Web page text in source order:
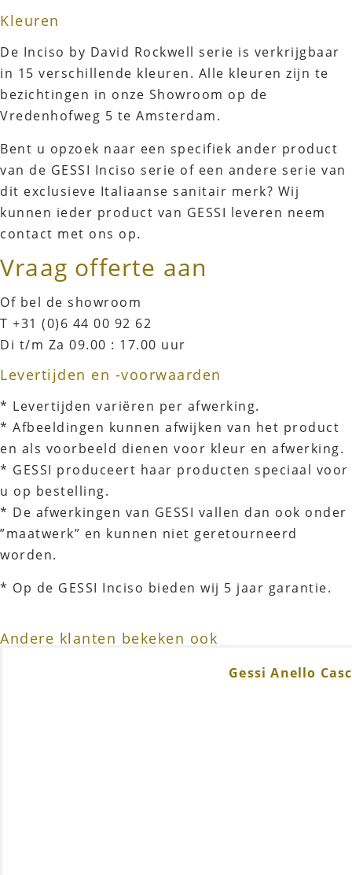
Kleuren
De Inciso by David Rockwell serie is verkrijgbaar
in 15 verschillende kleuren. Alle kleuren zijn te
bezichtingen in onze Showroom op de
Vredenhofweg 5 te Amsterdam.
Bent u opzoek naar een specifiek ander product
van de GESSI Inciso serie of een andere serie van
dit exclusieve Italiaanse sanitair merk? Wij
kunnen ieder product van GESSI leveren neem
contact met ons op.
Vraag offerte aan
Of bel de showroom
T +31 (0)6 44 00 92 62
Di t/m Za 09.00 : 17.00 uur
Levertijden en -voorwaarden
* Levertijden variëren per afwerking.
* Afbeeldingen kunnen afwijken van het product
en als voorbeeld dienen voor kleur en afwerking.
* GESSI produceert haar producten speciaal voor
u op bestelling.
* De afwerkingen van GESSI vallen dan ook onder
”maatwerk” en kunnen niet geretourneerd
worden.
* Op de GESSI Inciso bieden wij 5 jaar garantie.
Andere klanten bekeken ook
Gessi Anello